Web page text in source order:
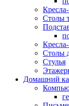
Столы
Столы
Стулья
Домашний